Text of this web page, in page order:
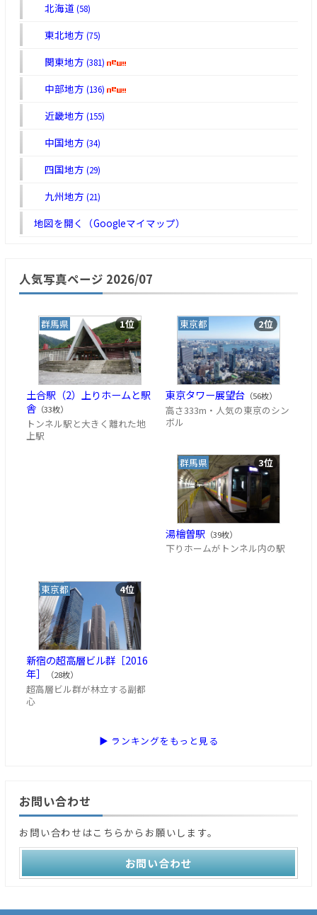
北海道 (58)
東北地方 (75)
関東地方 (381)
中部地方 (136)
近畿地方 (155)
中国地方 (34)
四国地方 (29)
九州地方 (21)
地図を開く（Googleマイマップ）
人気写真ページ 2026/07
群馬県 1位
土合駅（2）上りホームと駅
舎 （33枚）
トンネル駅と大きく離れた地
上駅
東京都 2位
東京タワー展望台（56枚）
高さ333m・人気の東京のシン
ボル
群馬県 3位
湯檜曽駅 （39枚）
下りホームがトンネル内の駅
東京都 4位
新宿の超高層ビル群［2016
年］
（28枚）
超高層ビル群が林立する副都
心
▶ ランキングをもっと見る
お問い合わせ
お問い合わせはこちらからお願いします。
お問い合わせ